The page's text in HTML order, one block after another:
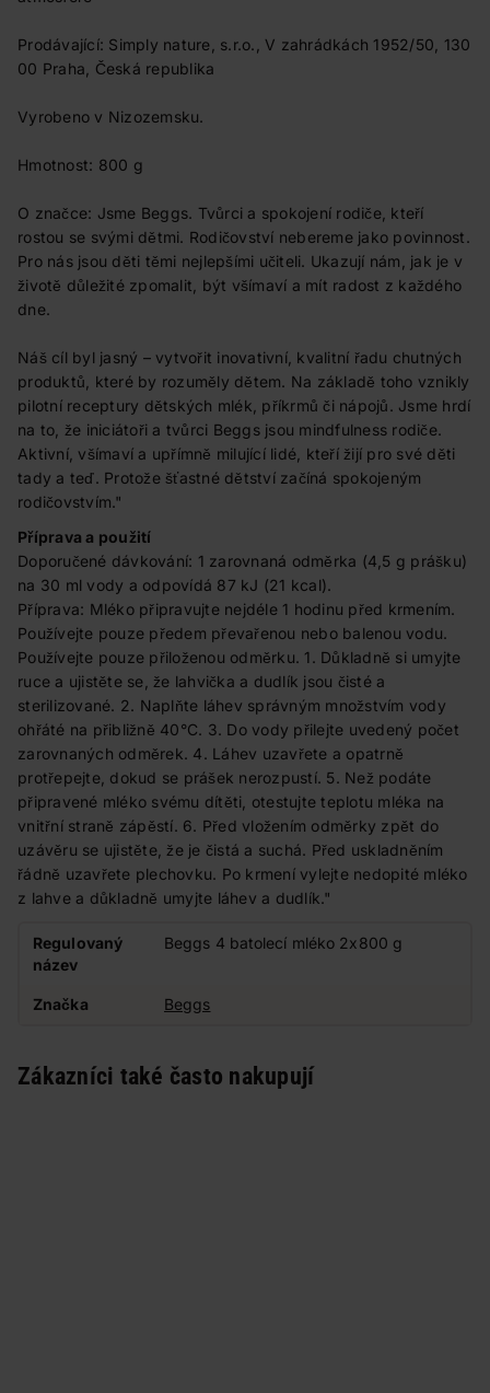
Prodávající: Simply nature, s.r.o., V zahrádkách 1952/50, 130
00 Praha, Česká republika
Vyrobeno v Nizozemsku.
Hmotnost: 800 g
O značce: Jsme Beggs. Tvůrci a spokojení rodiče, kteří
rostou se svými dětmi. Rodičovství nebereme jako povinnost.
Pro nás jsou děti těmi nejlepšími učiteli. Ukazují nám, jak je v
životě důležité zpomalit, být všímaví a mít radost z každého
dne.
Náš cíl byl jasný – vytvořit inovativní, kvalitní řadu chutných
produktů, které by rozuměly dětem. Na základě toho vznikly
pilotní receptury dětských mlék, příkrmů či nápojů. Jsme hrdí
na to, že iniciátoři a tvůrci Beggs jsou mindfulness rodiče.
Aktivní, všímaví a upřímně milující lidé, kteří žijí pro své děti
tady a teď. Protože šťastné dětství začíná spokojeným
rodičovstvím."
Příprava a použití
Doporučené dávkování: 1 zarovnaná odměrka (4,5 g prášku)
na 30 ml vody a odpovídá 87 kJ (21 kcal).
Příprava: Mléko připravujte nejdéle 1 hodinu před krmením.
Používejte pouze předem převařenou nebo balenou vodu.
Používejte pouze přiloženou odměrku. 1. Důkladně si umyjte
ruce a ujistěte se, že lahvička a dudlík jsou čisté a
sterilizované. 2. Naplňte láhev správným množstvím vody
ohřáté na přibližně 40°C. 3. Do vody přilejte uvedený počet
zarovnaných odměrek. 4. Láhev uzavřete a opatrně
protřepejte, dokud se prášek nerozpustí. 5. Než podáte
připravené mléko svému dítěti, otestujte teplotu mléka na
vnitřní straně zápěstí. 6. Před vložením odměrky zpět do
uzávěru se ujistěte, že je čistá a suchá. Před uskladněním
řádně uzavřete plechovku. Po krmení vylejte nedopité mléko
z lahve a důkladně umyjte láhev a dudlík."
Regulovaný
název
Beggs 4 batolecí mléko 2x800 g
Značka Beggs
Zákazníci také často nakupují